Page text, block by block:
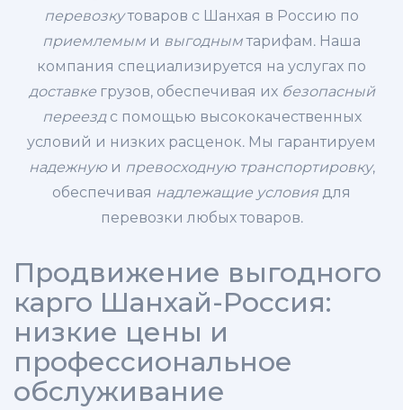
перевозкутоваров с Шанхая в Россию по
приемлемым и выгоднымтарифам. Наша
компания специализируется на услугах по
доставкегрузов, обеспечивая их безопасный
переездс помощью высококачественных
условий и низких расценок. Мы гарантируем
надежнуюи превосходную транспортировку,
обеспечивая надлежащие условия для
перевозки любых товаров.
Продвижение выгодного
карго Шанхай-Россия:
низкие цены и
профессиональное
обслуживание